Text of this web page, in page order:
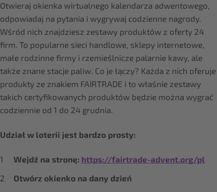
Otwieraj okienka wirtualnego kalendarza adwentowego,
odpowiadaj na pytania i wygrywaj codzienne nagrody.
Wśród nich znajdziesz zestawy produktów z oferty 24
firm. To popularne sieci handlowe, sklepy internetowe,
małe rodzinne firmy i rzemieślnicze palarnie kawy, ale
także znane stacje paliw. Co je łączy? Każda z nich oferuje
produkty ze znakiem FAIRTRADE i to właśnie zestawy
takich certyfikowanych produktów będzie można wygrać
codziennie od 1 do 24 grudnia.
Udział w loterii jest bardzo prosty:
Wejdź na stronę: https://fairtrade-advent.org/pl
Otwórz okienko na dany dzień